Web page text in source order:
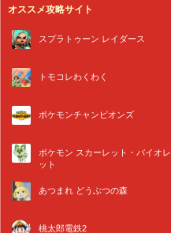
オススメ攻略サイト
スプラトゥーン レイダース
トモコレわくわく
ポケモンチャンピオンズ
ポケモン スカーレット・バイオレ
ット
あつまれ どうぶつの森
桃太郎電鉄2